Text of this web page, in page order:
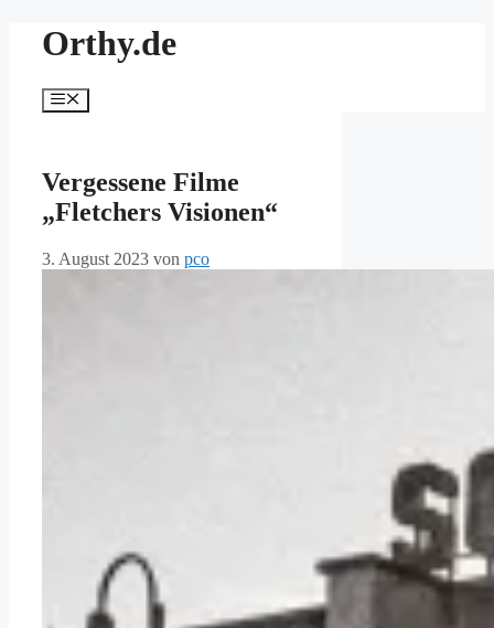
InhaltOrthy.de
Menü
Vergessene Filme
„Fletchers Visionen“
3. August 2023 von pco